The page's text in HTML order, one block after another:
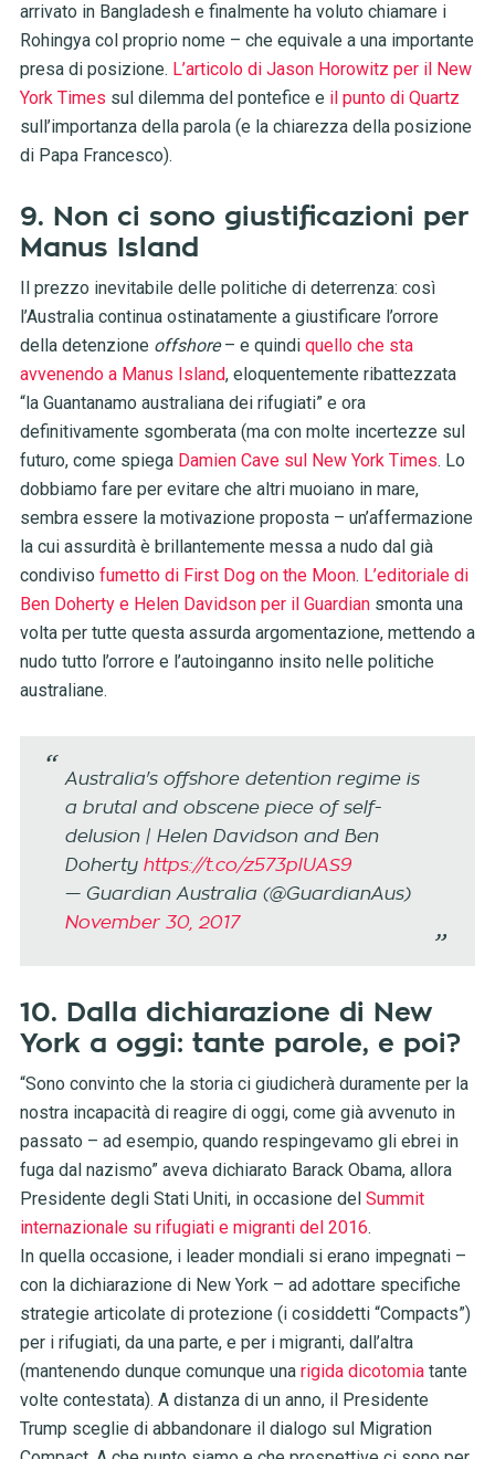
arrivato in Bangladesh e finalmente ha voluto chiamare i
Rohingya col proprio nome – che equivale a una importante
presa di posizione. L’articolo di Jason Horowitz per il New
York Times sul dilemma del pontefice e il punto di Quartz
sull’importanza della parola (e la chiarezza della posizione
di Papa Francesco).
9. Non ci sono giustificazioni per
Manus Island
Il prezzo inevitabile delle politiche di deterrenza: così
l’Australia continua ostinatamente a giustificare l’orrore
della detenzione offshore– e quindi quello che sta
avvenendo a Manus Island, eloquentemente ribattezzata
“la Guantanamo australiana dei rifugiati” e ora
definitivamente sgomberata (ma con molte incertezze sul
futuro, come spiega Damien Cave sul New York Times. Lo
dobbiamo fare per evitare che altri muoiano in mare,
sembra essere la motivazione proposta – un’affermazione
la cui assurdità è brillantemente messa a nudo dal già
condiviso fumetto di First Dog on the Moon. L’editoriale di
Ben Doherty e Helen Davidson per il Guardiansmonta una
volta per tutte questa assurda argomentazione, mettendo a
nudo tutto l’orrore e l’autoinganno insito nelle politiche
australiane.
Australia's offshore detention regime is
a brutal and obscene piece of self-
delusion | Helen Davidson and Ben
Doherty https://t.co/z573plUAS9
— Guardian Australia (@GuardianAus)
November 30, 2017
10. Dalla dichiarazione di New
York a oggi: tante parole, e poi?
“Sono convinto che la storia ci giudicherà duramente per la
nostra incapacità di reagire di oggi, come già avvenuto in
passato – ad esempio, quando respingevamo gli ebrei in
fuga dal nazismo” aveva dichiarato Barack Obama, allora
Presidente degli Stati Uniti, in occasione del Summit
internazionale su rifugiati e migranti del 2016.
In quella occasione, i leader mondiali si erano impegnati –
con la dichiarazione di New York – ad adottare specifiche
strategie articolate di protezione (i cosiddetti “Compacts”)
per i rifugiati, da una parte, e per i migranti, dall’altra
(mantenendo dunque comunque una rigida dicotomiatante
volte contestata). A distanza di un anno, il Presidente
Trump sceglie di abbandonare il dialogo sul Migration